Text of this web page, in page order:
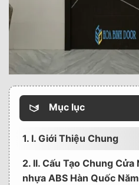
Mục lục
1. I. Giới Thiệu Chung
2. II. Cấu Tạo Chung
nhựa ABS Hàn Quốc